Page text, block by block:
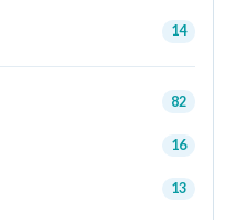
14
82
16
13